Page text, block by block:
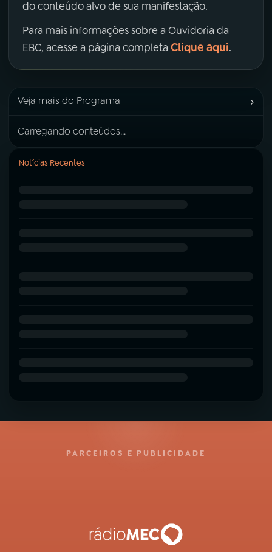
do conteúdo alvo de sua manifestação.
Para mais informações sobre a Ouvidoria da
EBC, acesse a página completa Clique aqui.
Veja mais do Programa ›
Carregando conteúdos...
Notícias Recentes
PARCEIROS E PUBLICIDADE